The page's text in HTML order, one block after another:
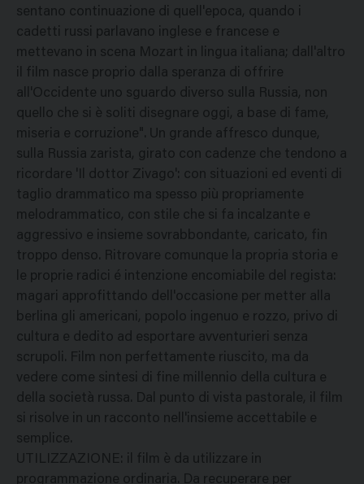
sentano continuazione di quell'epoca, quando i
cadetti russi parlavano inglese e francese e
mettevano in scena Mozart in lingua italiana; dall'altro
il film nasce proprio dalla speranza di offrire
all'Occidente uno sguardo diverso sulla Russia, non
quello che si è soliti disegnare oggi, a base di fame,
miseria e corruzione". Un grande affresco dunque,
sulla Russia zarista, girato con cadenze che tendono a
ricordare 'Il dottor Zivago': con situazioni ed eventi di
taglio drammatico ma spesso più propriamente
melodrammatico, con stile che si fa incalzante e
aggressivo e insieme sovrabbondante, caricato, fin
troppo denso. Ritrovare comunque la propria storia e
le proprie radici é intenzione encomiabile del regista:
magari approfittando dell'occasione per metter alla
berlina gli americani, popolo ingenuo e rozzo, privo di
cultura e dedito ad esportare avventurieri senza
scrupoli. Film non perfettamente riuscito, ma da
vedere come sintesi di fine millennio della cultura e
della società russa. Dal punto di vista pastorale, il film
si risolve in un racconto nell'insieme accettabile e
semplice.
UTILIZZAZIONE: il film è da utilizzare in
programmazione ordinaria. Da recuperare per